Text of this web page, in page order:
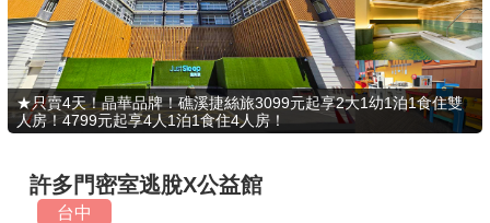
好康優惠
最新消息
最新留言
★只賣4天！晶華品牌！礁溪捷絲旅3099元起享2大1幼1泊1食住雙
人房！4799元起享4人1泊1食住4人房！
許多門密室逃脫X公益館
台中